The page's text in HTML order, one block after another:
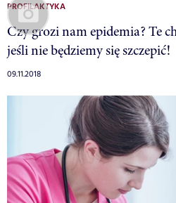
PROFILAKTYKA
Czy grozi nam epidemia? Te
jeśli nie będziemy się szczepić!
09.11.2018